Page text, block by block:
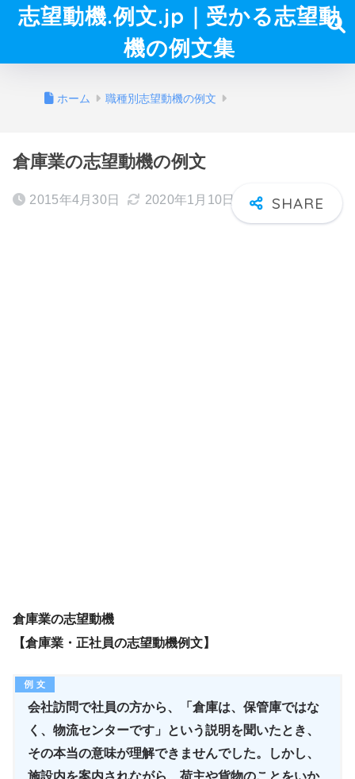
志望動機.例文.jp｜受かる志望動
機の例文集
ホーム 職種別志望動機の例文
倉庫業の志望動機の例文
2015年4月30日 2020年1月10日
倉庫業の志望動機
【倉庫業・正社員の志望動機例文】
会社訪問で社員の方から、「倉庫は、保管庫ではな
く、物流センターです」という説明を聞いたとき、
その本当の意味が理解できませんでした。しかし、
施設内を案内されながら、荷主や貨物のことをいか